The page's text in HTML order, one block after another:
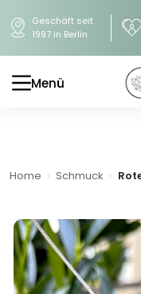
Geschäft seit
1997 in Berlin
Menü
Home Schmuck